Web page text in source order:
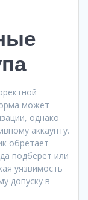
может
однако
аккаунту.
обретает
подберет или
уязвимость
допуску в